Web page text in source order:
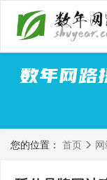
数年网路
您的位置： 首页